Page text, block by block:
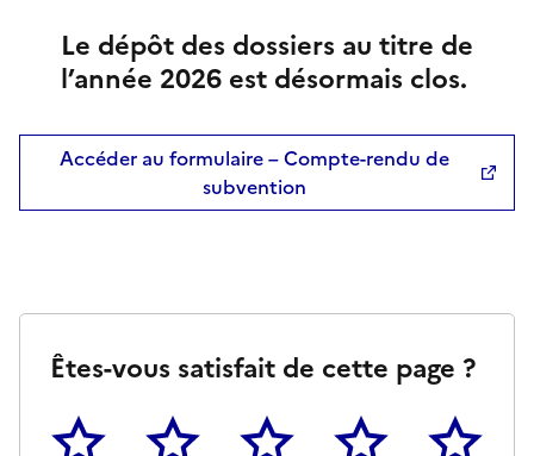
Le dépôt des dossiers au titre de
l’année 2026 est désormais clos.
Accéder au formulaire – Compte-rendu de
subvention
Êtes-vous satisfait de cette page ?
1 2 3 4 5